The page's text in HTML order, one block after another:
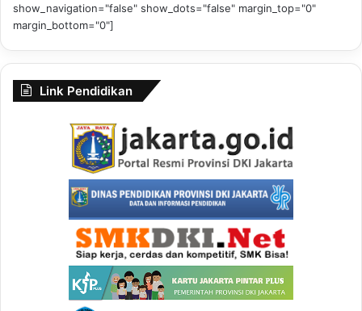
show_navigation="false" show_dots="false" margin_top="0"
margin_bottom="0"]
Link Pendidikan